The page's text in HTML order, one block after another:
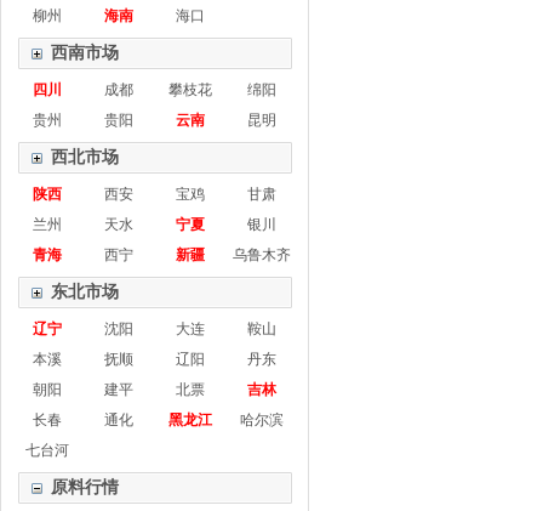
柳州
海南 海口
西南市场
四川 成都 攀枝花
绵阳
贵州
贵阳 云南 昆明
西北市场
陕西 西安 宝鸡
甘肃
兰州
天水 宁夏
银川
青海
西宁 新疆 乌鲁木齐
东北市场
辽宁 沈阳 大连
鞍山
本溪
抚顺 辽阳
丹东
朝阳
建平 北票
吉林
长春
通化 黑龙江
哈尔滨
七台河
原料行情